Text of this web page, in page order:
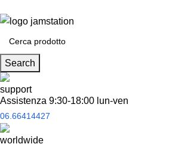
Search
Assistenza 9:30-18:00 lun-ven
06.66414427